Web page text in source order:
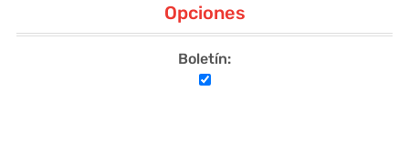
Opciones
Boletín: